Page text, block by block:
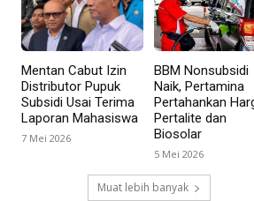
Mentan Cabut Izin
Distributor Pupuk
Subsidi Usai Terima
Laporan Mahasiswa
7 Mei 2026
BBM Nonsubsidi
Naik, Pertamina
Pertahankan
Pertalite dan
Biosolar
5 Mei 2026
Muat lebih banyak